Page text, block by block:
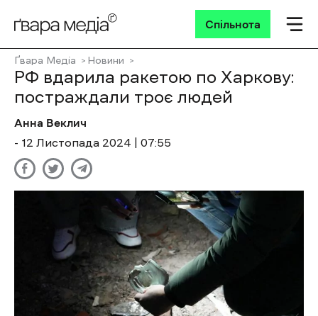
Спільнота
Ґвара Медіа Новини
РФ вдарила ракетою по Харкову:
постраждали троє людей
Анна Веклич
- 12 Листопада 2024 | 07:55